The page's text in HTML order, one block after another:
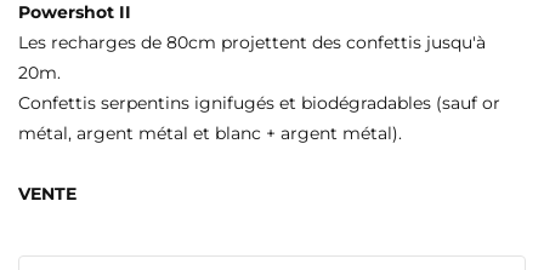
Powershot II
Les recharges de 80cm projettent des confettis jusqu'à
20m.
Confettis serpentins ignifugés et biodégradables (sauf or
métal, argent métal et blanc + argent métal).
VENTE